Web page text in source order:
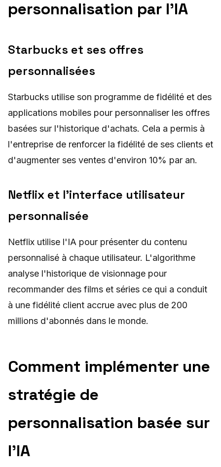
personnalisation par l'IA
Starbucks et ses offres
personnalisées
Starbucks utilise son programme de fidélité et des
applications mobiles pour personnaliser les offres
basées sur l'historique d'achats. Cela a permis à
l'entreprise de renforcer la fidélité de ses clients et
d'augmenter ses ventes d'environ 10% par an.
Netflix et l'interface utilisateur
personnalisée
Netflix utilise l'IA pour présenter du contenu
personnalisé à chaque utilisateur. L'algorithme
analyse l'historique de visionnage pour
recommander des films et séries ce qui a conduit
à une fidélité client accrue avec plus de 200
millions d'abonnés dans le monde.
Comment implémenter une
stratégie de
personnalisation basée sur
l'IA